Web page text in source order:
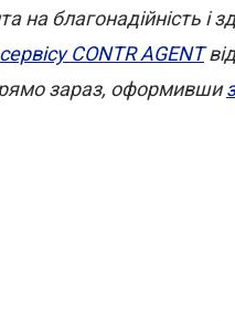
благонадійність і
сервісу CONTR AGENT
зараз, оформивши